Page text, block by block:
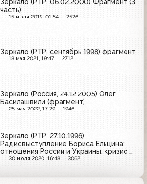
Зеркало (РТР, 06.02.2000) Фрагмент (3
часть)
15 июля 2019, 01:54 2526
Зеркало (РТР, сентябрь 1998) фрагмент
18 мая 2021, 19:47 2712
Зеркало (Россия, 24.12.2005) Олег
Басилашвили (фрагмент)
25 мая 2022, 17:29 1946
Зеркало (РТР, 27.10.1996)
Радиовыступление Бориса Ельцина;
отношения России и Украины; кризис в
Вооружённых силах РФ
30 июля 2020, 16:48 3062